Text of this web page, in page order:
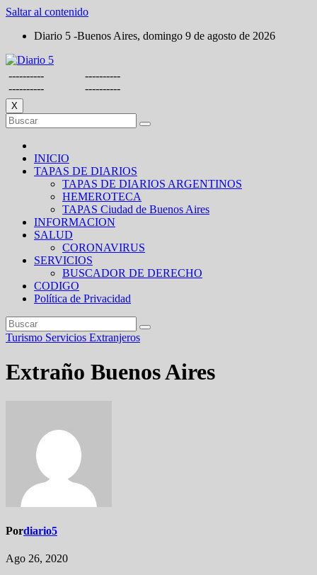
Saltar al contenido
Diario 5 -Buenos Aires, domingo 9 de agosto de 2026
----------
----------
----------
----------
X
INICIO
TAPAS DE DIARIOS
TAPAS DE DIARIOS ARGENTINOS
HEMEROTECA
TAPAS Ciudad de Buenos Aires
INFORMACION
SALUD
CORONAVIRUS
SERVICIOS
BUSCADOR DE DERECHO
CODIGO
Política de Privacidad
Turismo Servicios Extranjeros
Extraño Buenos Aires
Pordiario5
Ago 26, 2020